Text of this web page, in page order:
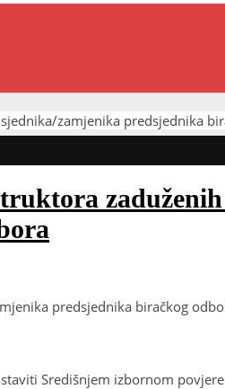
zamjenika predsjednika
predsjednika biračkog
Središnjem izbornom